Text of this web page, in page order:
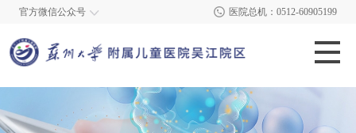
官方微信公众号 医院总机：0512-60905199